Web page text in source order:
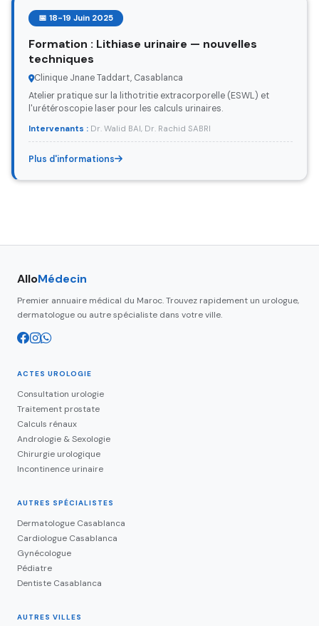
📅 18-19 Juin 2025
Formation : Lithiase urinaire — nouvelles
techniques
Clinique Jnane Taddart, Casablanca
Atelier pratique sur la lithotritie extracorporelle (ESWL) et
l'urétéroscopie laser pour les calculs urinaires.
Intervenants : Dr. Walid BAI, Dr. Rachid SABRI
Plus d'informations
AlloMédecin
Premier annuaire médical du Maroc. Trouvez rapidement un urologue,
dermatologue ou autre spécialiste dans votre ville.
ACTES UROLOGIE
Consultation urologie
Traitement prostate
Calculs rénaux
Andrologie & Sexologie
Chirurgie urologique
Incontinence urinaire
AUTRES SPÉCIALISTES
Dermatologue Casablanca
Cardiologue Casablanca
Gynécologue
Pédiatre
Dentiste Casablanca
AUTRES VILLES